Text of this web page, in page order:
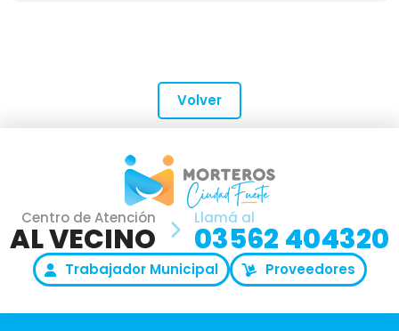
Volver
Centro de Atención
AL VECINO
Llamá al
03562 404320
Trabajador Municipal Proveedores